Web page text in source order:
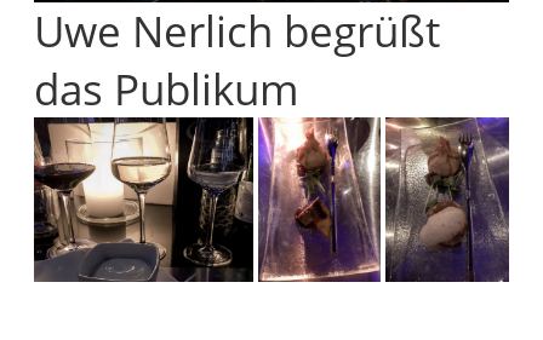
Uwe Nerlich begrüßt
das Publikum